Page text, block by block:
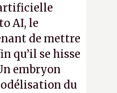
AI, le
de mettre
qu’il se hisse
embryon
du